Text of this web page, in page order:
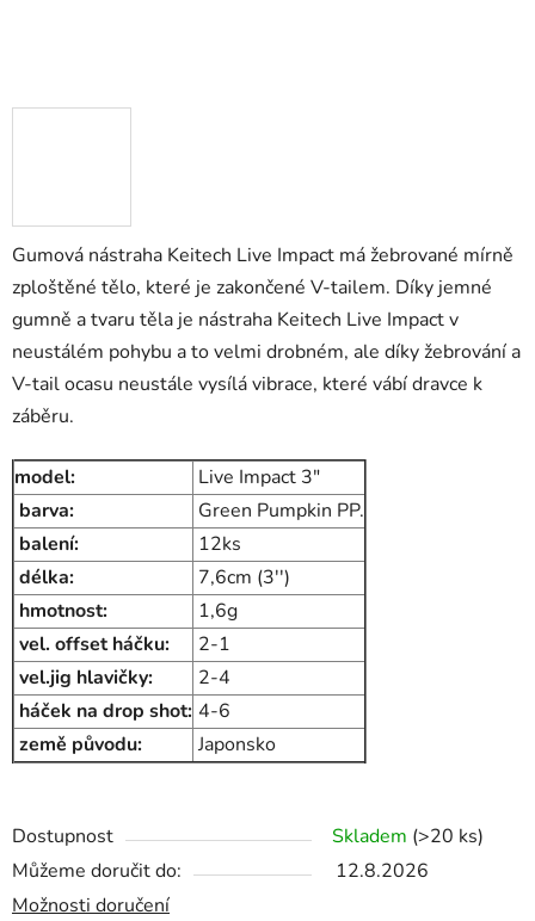
Gumová nástraha Keitech Live Impact má žebrované mírně
zploštěné tělo, které je zakončené V-tailem. Díky jemné
gumně a tvaru těla je nástraha Keitech Live Impact v
neustálém pohybu a to velmi drobném, ale díky žebrování a
V-tail ocasu neustále vysílá vibrace, které vábí dravce k
záběru.
model:
Live Impact 3"
barva:
Green Pumpkin PP.
balení:
12ks
délka:
7,6cm (3'')
hmotnost:
1,6g
vel. offset háčku:
2-1
vel.jig hlavičky:
2-4
háček na drop shot: 4-6
země původu:
Japonsko
Dostupnost Skladem (>20 ks)
Můžeme doručit do:
12.8.2026
Možnosti doručení